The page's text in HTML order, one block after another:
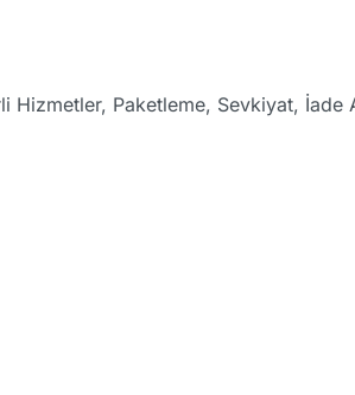
Hizmetler, Paketleme, Sevkiyat, İade